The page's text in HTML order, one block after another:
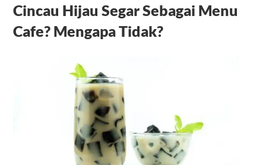
Cincau Hijau Segar Sebagai Menu
Cafe? Mengapa Tidak?